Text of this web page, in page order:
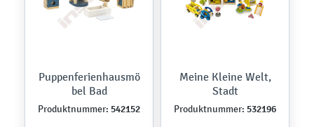
Puppenferienhausmö
bel Bad
Produktnummer: 542152
Meine Kleine Welt,
Stadt
Produktnummer: 532196